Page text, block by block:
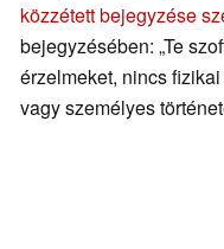
közzétett bejegyzése
bejegyzésében: „Te
érzelmeket, nincs
vagy személyes